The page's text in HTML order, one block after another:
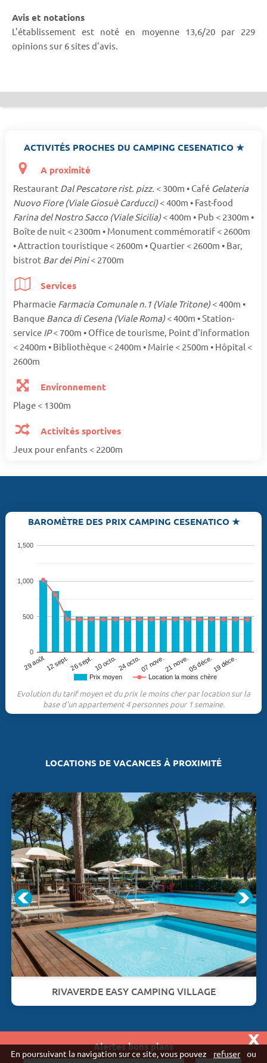
Alertes bons plans x
Avis et notations
L'établissement est noté en moyenne 13,6/20 par 229
opinions sur 6 sites d'avis.
ACTIVITÉS PROCHES DU CAMPING CESENATICO ★
A proximité
Restaurant Dal Pescatore rist. pizz. < 300m • Café Gelateria
Nuovo Fiore (Viale Giosuè Carducci) < 400m • Fast-food
Farina del Nostro Sacco (Viale Sicilia) < 400m • Pub < 2300m •
Boîte de nuit < 2300m • Monument commémoratif < 2600m
• Attraction touristique < 2600m • Quartier < 2600m • Bar,
bistrot Bar dei Pini< 2700m
Services
Pharmacie Farmacia Comunale n.1 (Viale Tritone) < 400m •
Banque Banca di Cesena (Viale Roma) < 400m • Station-
service IP< 700m • Office de tourisme, Point d'information
< 2400m • Bibliothèque < 2400m • Mairie < 2500m • Hôpital <
2600m
Environnement
Plage < 1300m
Activités sportives
Jeux pour enfants < 2200m
BAROMÈTRE DES PRIX CAMPING CESENATICO ★
Prix moyen Location la moins chère
29 août12 sept.26 sept.10 octo.24 octo.07 nove.21 nove.05 déce.19 déce.
0
500
1,000
1,500
Evolution du tarif moyen et du prix le moins cher par location sur la
base d'un appartement 4 personnes pour 1 semaine.
LOCATIONS DE VACANCES À PROXIMITÉ
RIVAVERDE EASY CAMPING VILLAGE
Vivaweb SARL - RCS Créteil n°790 591 572
En poursuivant la navigation sur ce site, vous pouvez refuser
ou